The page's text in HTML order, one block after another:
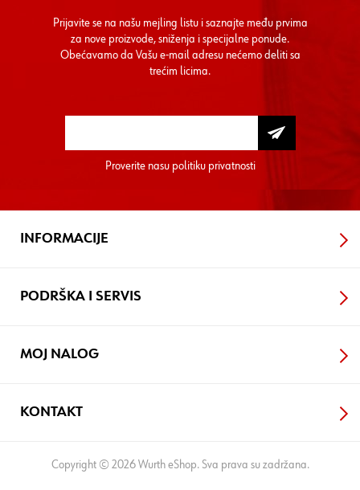
Prijavite se na našu mejling listu i saznajte među prvima
za nove proizvode, sniženja i specijalne ponude.
Obećavamo da Vašu e-mail adresu nećemo deliti sa
trećim licima.
Proverite nasu politiku privatnosti
INFORMACIJE
PODRŠKA I SERVIS
MOJ NALOG
KONTAKT
Copyright © 2026 Wurth eShop. Sva prava su zadržana.